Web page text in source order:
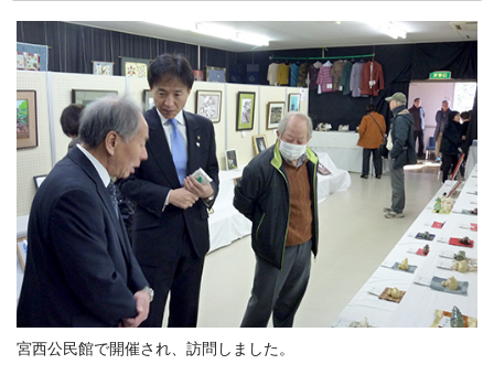
宮西公民館で開催され、訪問しました。